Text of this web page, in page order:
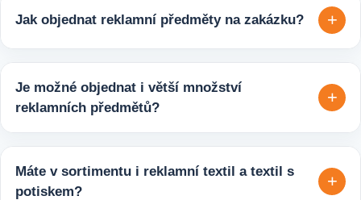
reklamních předmětů. K dispozici jsou i ekologicky udržitelné
varianty, které jsou vhodné pro firmy, jež chtějí spojit svojí
propagaci s odpovědným přístupem k životnímu prostředí.
Jak objednat reklamní předměty na zakázku? +
počtem kusů a představou o potisku. Následně si s vámi
upřesníme doplňující detaily, doporučíme vhodné varianty
Je možné objednat i větší množství
reklamních předmětů?
+
tisíců kusů pro firmy, eventy, gastro provozy nebo dlouhodobé
reklamní kampaně. Připravíme ideální řešení podle rozpočtu,
Máte v sortimentu i reklamní textil a textil s
potiskem?
+